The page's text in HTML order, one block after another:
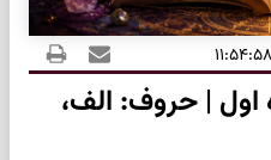
اول | حروف: الف،